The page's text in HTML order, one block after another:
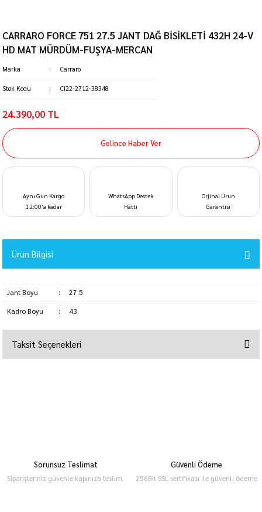
CARRARO FORCE 751 27.5 JANT DAĞ BİSİKLETİ 432H 24-V
HD MAT MÜRDÜM-FUŞYA-MERCAN
Marka Carraro
Stok Kodu CI22-2712-38348
24.390,00 TL
Gelince Haber Ver
Aynı Gün Kargo
12:00’a kadar
WhatsApp Destek
Hattı
Orjinal Ürün
Garantisi
Ürün Bilgisi
Jant Boyu :
27.5
Kadro Boyu
: 43
Taksit Seçenekleri
Sorunsuz Teslimat
Siparişleriniz güvenle kapınıza teslim.
Güvenli Ödeme
256Bit SSL sertifikası ile güvenli ödeme